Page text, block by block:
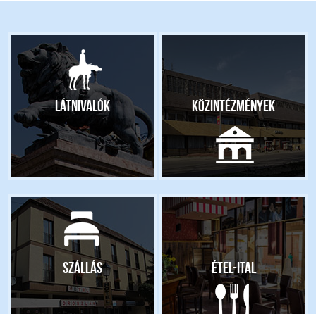
Látnivalók Közintézmények
Szállás Étel-ital